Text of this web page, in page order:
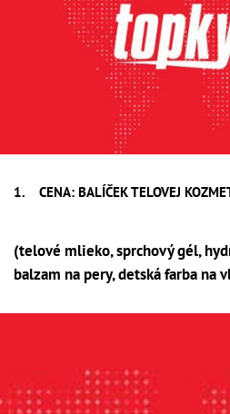
CENA: BALÍČEK TELOVEJ
(telové mlieko, sprchový gél,
balzam na pery, detská farba na